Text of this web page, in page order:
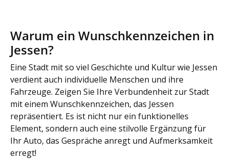
Warum ein Wunschkennzeichen in
Jessen?
Eine Stadt mit so viel Geschichte und Kultur wie Jessen
verdient auch individuelle Menschen und ihre
Fahrzeuge. Zeigen Sie Ihre Verbundenheit zur Stadt
mit einem Wunschkennzeichen, das Jessen
repräsentiert. Es ist nicht nur ein funktionelles
Element, sondern auch eine stilvolle Ergänzung für
Ihr Auto, das Gespräche anregt und Aufmerksamkeit
erregt!